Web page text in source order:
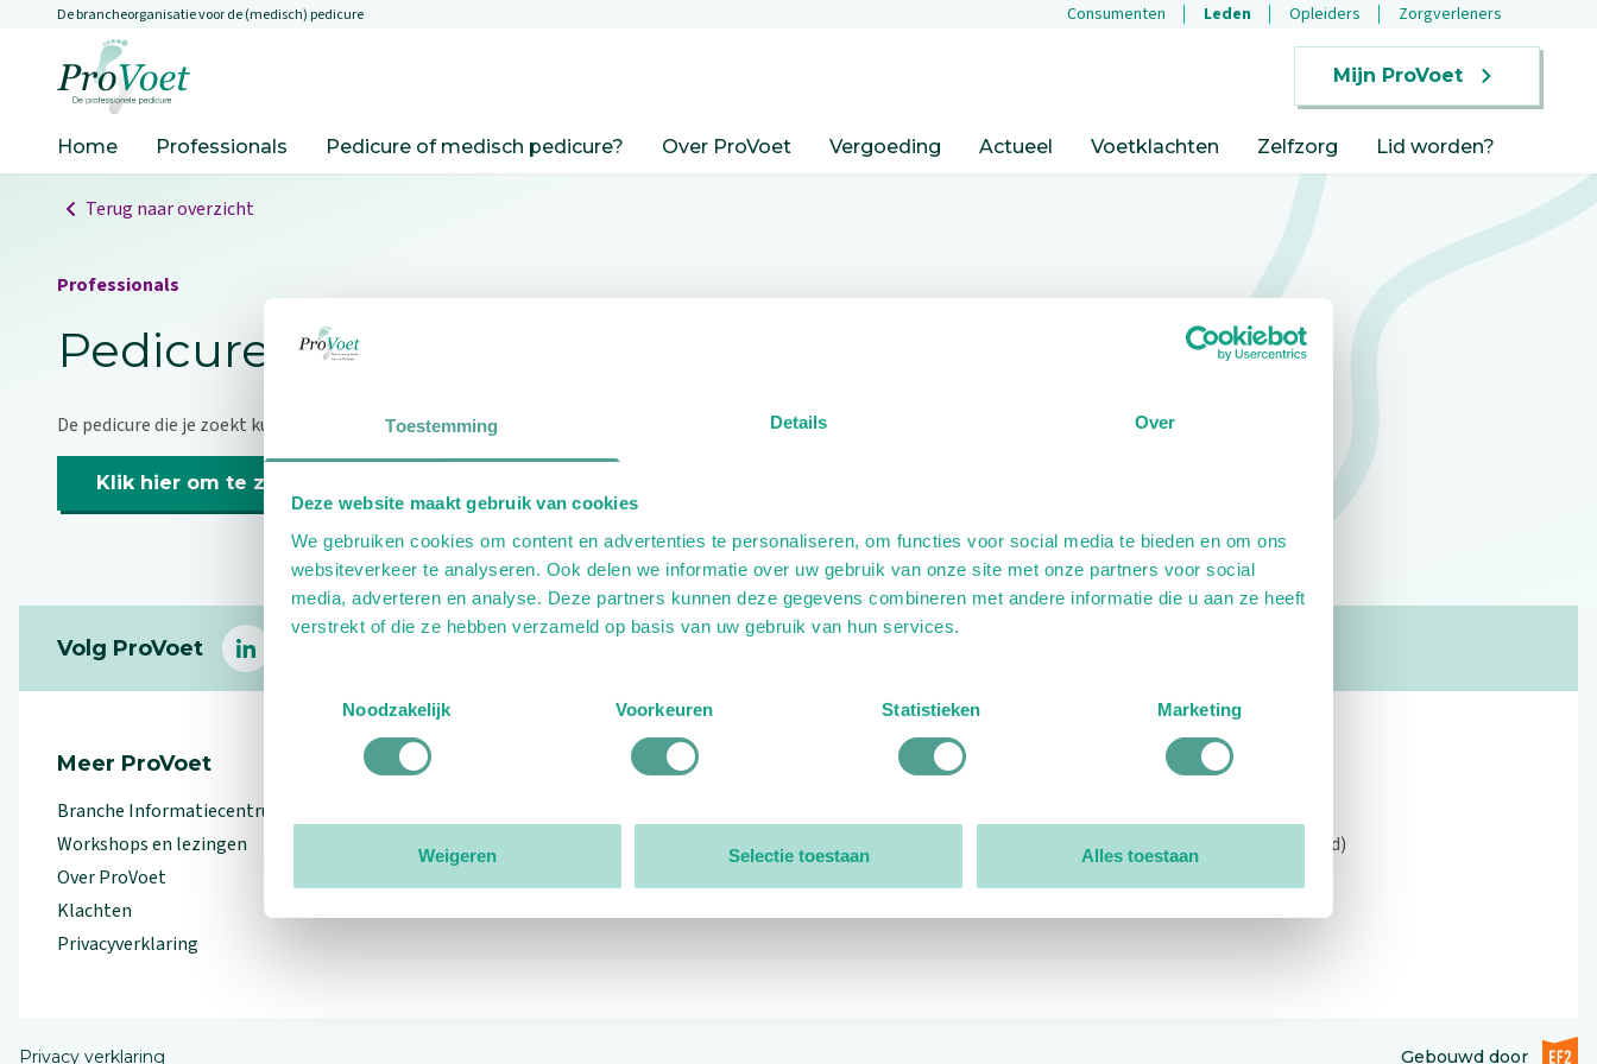
Toestemming Details Over
Deze website maakt gebruik van cookies
We gebruiken cookies om content en advertenties te personaliseren, om functies voor social media te bieden en om ons
websiteverkeer te analyseren. Ook delen we informatie over uw gebruik van onze site met onze partners voor social
media, adverteren en analyse. Deze partners kunnen deze gegevens combineren met andere informatie die u aan ze heeft
verstrekt of die ze hebben verzameld op basis van uw gebruik van hun services.
Noodzakelijk
Voorkeuren Statistieken Marketing
Weigeren Selectie toestaan Alles toestaan
Overslaan en naar de inhoud gaan
De brancheorganisatie voor de (medisch) pedicure Consumenten Leden Opleiders Zorgverleners
Mijn ProVoet
Home Professionals Pedicure of medisch pedicure? Over ProVoet Vergoeding Actueel Voetklachten Zelfzorg Lid worden?
Terug naar overzicht
Professionals
Pedicure niet gevonden
De pedicure die je zoekt kunnen we niet vinden.
Klik hier om te zoeken naar een andere pedicure.
Volg ProVoet
linkedin
Meer ProVoet
Branche Informatiecentrum
Workshops en lezingen
Over ProVoet
Klachten
Privacyverklaring
Organisatie
Open: 09:00 - 12:30 (alleen ochtend)
Privacy verklaring Gebouwd doorEF2